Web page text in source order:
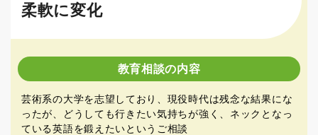
柔軟に変化
教育相談の内容
芸術系の大学を志望しており、現役時代は残念な結果にな
ったが、どうしても行きたい気持ちが強く、ネックとなっ
ている英語を鍛えたいというご相談